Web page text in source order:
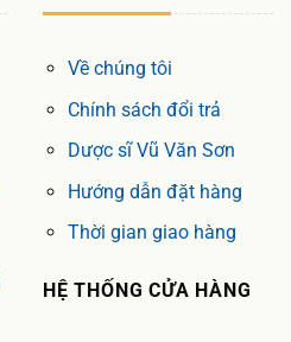
Về chúng tôi
Chính sách đổi trả
Dược sĩ Vũ Văn Sơn
Hướng dẫn đặt hàng
Thời gian giao hàng
HỆ THỐNG CỬA HÀNG